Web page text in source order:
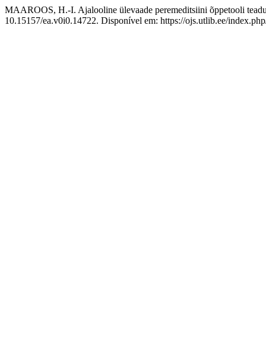
MAAROOS, H.-I. Ajalooline ülevaade peremeditsiini õppetooli
10.15157/ea.v0i0.14722. Disponível em: https://ojs.utlib.ee/